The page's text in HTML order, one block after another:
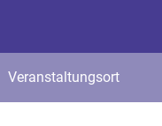
Veranstaltungsort